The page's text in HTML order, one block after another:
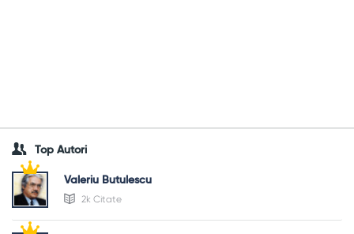
Top Autori
Valeriu Butulescu
2k Citate